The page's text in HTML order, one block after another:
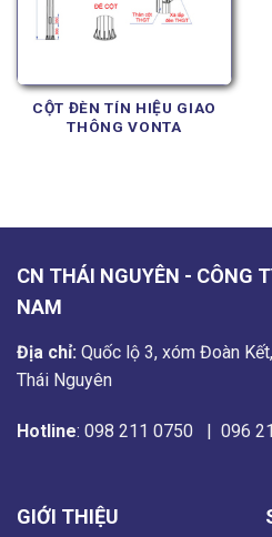
CỘT ĐÈN TÍN HIỆU GIAO
THÔNG VONTA
CN THÁI NGUYÊN - CÔNG
NAM
Địa chỉ: Quốc lộ 3, xóm Đoàn
Thái Nguyên
Hotline: 098 211 0750 096
GIỚI THIỆU